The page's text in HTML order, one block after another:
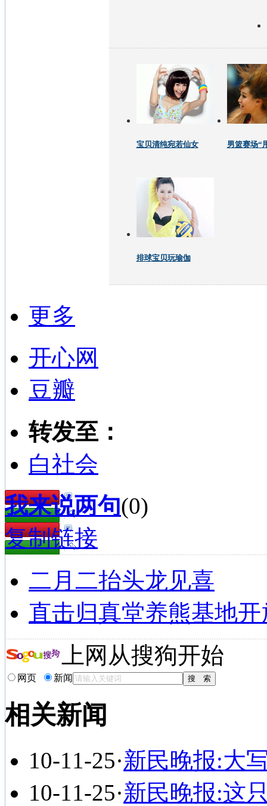
宝贝清纯宛若仙女 男篮赛场“
排球宝贝玩瑜伽
更多
开心网
豆瓣
转发至：
白社会
我来说两句(0)
复制链接
二月二抬头龙见喜
直击归真堂养熊基地开
上网从搜狗开始
网页 新闻
相关新闻
10-11-25·新民晚报:大
10-11-25·新民晚报:这